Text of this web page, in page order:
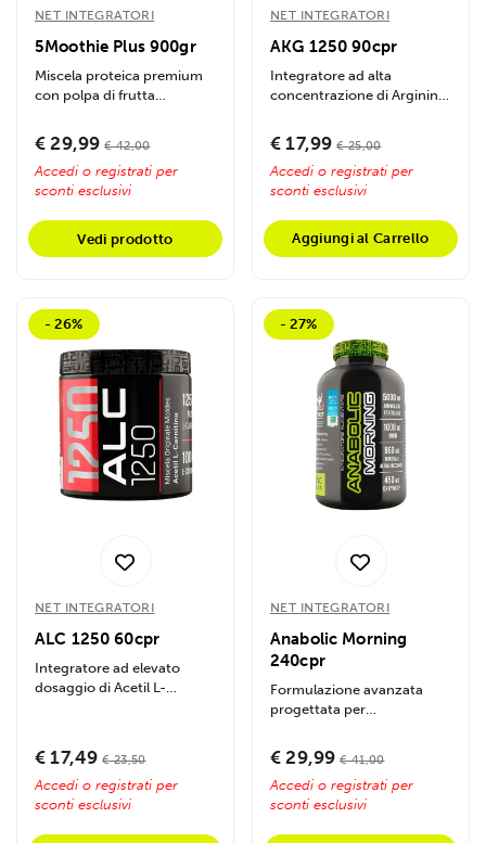
NET INTEGRATORI
5Moothie Plus 900gr
Miscela proteica premium
con polpa di frutta
€ 29,99 € 42,00
Accedi o registrati per
sconti esclusivi
Vedi prodotto
NET INTEGRATORI
AKG 1250 90cpr
Integratore ad alta
concentrazione di Arginina
compresse da...
€ 17,99 € 25,00
Accedi o registrati per
sconti esclusivi
Aggiungi al Carrello
- 26%
NET INTEGRATORI
ALC 1250 60cpr
Integratore ad elevato
dosaggio di Acetil L-
€ 17,49 € 23,50
Accedi o registrati per
sconti esclusivi
- 27%
NET INTEGRATORI
Anabolic Morning
240cpr
Formulazione avanzata
progettata per
istantaneamente il
catabolismo...
€ 29,99 € 41,00
Accedi o registrati per
sconti esclusivi